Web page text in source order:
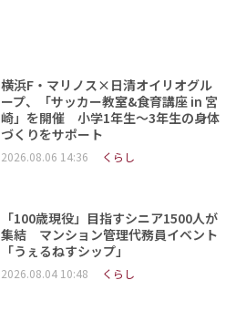
横浜F・マリノス×日清オイリオグル
ープ、「サッカー教室&食育講座 in 宮
崎」を開催 小学1年生～3年生の身体
づくりをサポート
2026.08.06 14:36 くらし
「100歳現役」目指すシニア1500人が
集結 マンション管理代務員イベント
「うぇるねすシップ」
2026.08.04 10:48 くらし